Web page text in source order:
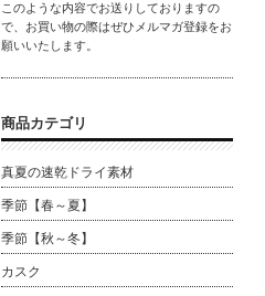
このような内容でお送りしておりますの
で、お買い物の際はぜひメルマガ登録をお
願いいたします。
商品カテゴリ
真夏の速乾ドライ素材
季節【春～夏】
季節【秋～冬】
カスク